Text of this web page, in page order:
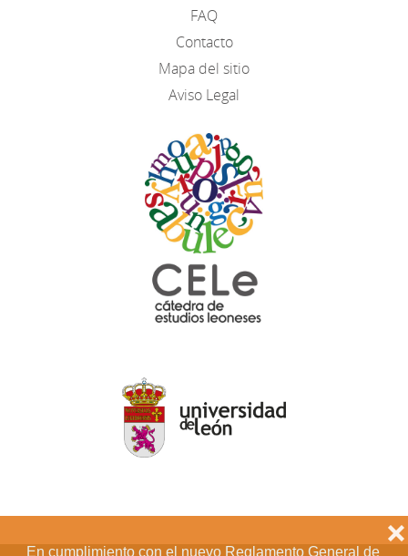
En cumplimiento con el nuevo Reglamento General de
❌
FAQ
Contacto
Mapa del sitio
Aviso Legal